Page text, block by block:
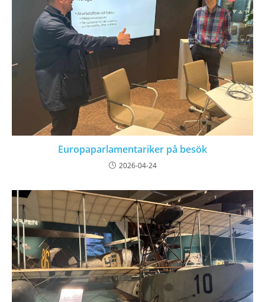
Europaparlamentariker på besök
2026-04-24